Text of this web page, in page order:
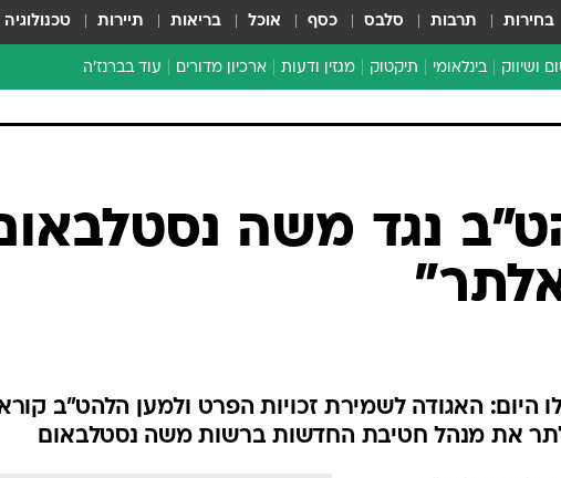
בחירות תרבות סלבס כסף אוכל בריאות תיירות טכנולוגיה
ושיווק בינלאומי תיקטוק מגזין ודעות ארכיון מדורים עוד בברנז'ה
נגד משה
היום: האגודה לשמירת זכויות הפרט ולמען הלהט"ב
את מנהל חטיבת החדשות ברשות משה נסטלבאום